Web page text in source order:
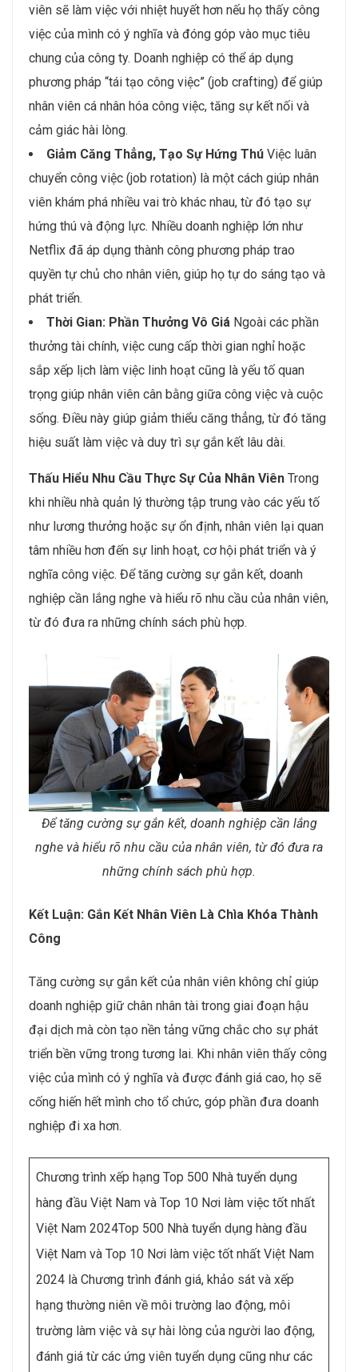
viên sẽ làm việc với nhiệt huyết hơn nếu họ thấy công
việc của mình có ý nghĩa và đóng góp vào mục tiêu
chung của công ty. Doanh nghiệp có thể áp dụng
phương pháp “tái tạo công việc” (job crafting) để giúp
nhân viên cá nhân hóa công việc, tăng sự kết nối và
cảm giác hài lòng.
Giảm Căng Thẳng, Tạo Sự Hứng Thú Việc luân
chuyển công việc (job rotation) là một cách giúp nhân
viên khám phá nhiều vai trò khác nhau, từ đó tạo sự
hứng thú và động lực. Nhiều doanh nghiệp lớn như
Netflix đã áp dụng thành công phương pháp trao
quyền tự chủ cho nhân viên, giúp họ tự do sáng tạo và
phát triển.
Thời Gian: Phần Thưởng Vô Giá Ngoài các phần
thưởng tài chính, việc cung cấp thời gian nghỉ hoặc
sắp xếp lịch làm việc linh hoạt cũng là yếu tố quan
trọng giúp nhân viên cân bằng giữa công việc và cuộc
sống. Điều này giúp giảm thiểu căng thẳng, từ đó tăng
hiệu suất làm việc và duy trì sự gắn kết lâu dài.
Thấu Hiểu Nhu Cầu Thực Sự Của Nhân Viên Trong
khi nhiều nhà quản lý thường tập trung vào các yếu tố
như lương thưởng hoặc sự ổn định, nhân viên lại quan
tâm nhiều hơn đến sự linh hoạt, cơ hội phát triển và ý
nghĩa công việc. Để tăng cường sự gắn kết, doanh
nghiệp cần lắng nghe và hiểu rõ nhu cầu của nhân viên,
từ đó đưa ra những chính sách phù hợp.
Để tăng cường sự gắn kết, doanh nghiệp cần lắng
nghe và hiểu rõ nhu cầu của nhân viên, từ đó đưa ra
những chính sách phù hợp.
Kết Luận: Gắn Kết Nhân Viên Là Chìa Khóa Thành
Công
Tăng cường sự gắn kết của nhân viên không chỉ giúp
doanh nghiệp giữ chân nhân tài trong giai đoạn hậu
đại dịch mà còn tạo nền tảng vững chắc cho sự phát
triển bền vững trong tương lai. Khi nhân viên thấy công
việc của mình có ý nghĩa và được đánh giá cao, họ sẽ
cống hiến hết mình cho tổ chức, góp phần đưa doanh
nghiệp đi xa hơn.
Chương trình xếp hạng Top 500 Nhà tuyển dụng
hàng đầu Việt Nam và Top 10 Nơi làm việc tốt nhất
Việt Nam 2024Top 500 Nhà tuyển dụng hàng đầu
Việt Nam và Top 10 Nơi làm việc tốt nhất Việt Nam
2024 là Chương trình đánh giá, khảo sát và xếp
hạng thường niên về môi trường lao động, môi
trường làm việc và sự hài lòng của người lao động,
đánh giá từ các ứng viên tuyển dụng cũng như các